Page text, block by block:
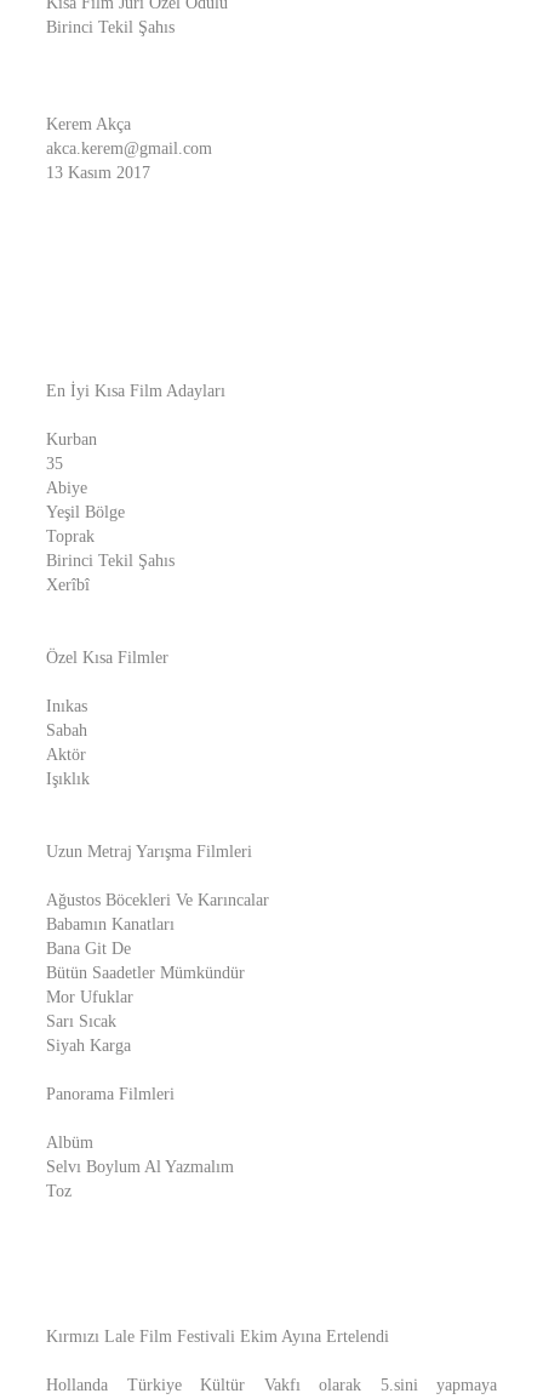
Birinci Tekil Şahıs
Kerem Akça
akca.kerem@gmail.com
13 Kasım 2017
En İyi Kısa Film Adayları
Kurban
35
Abiye
Yeşil Bölge
Toprak
Birinci Tekil Şahıs
Xerîbî
Özel Kısa Filmler
Inıkas
Sabah
Aktör
Işıklık
Uzun Metraj Yarışma Filmleri
Ağustos Böcekleri Ve Karıncalar
Babamın Kanatları
Bana Git De
Bütün Saadetler Mümkündür
Mor Ufuklar
Sarı Sıcak
Siyah Karga
Panorama Filmleri
Albüm
Selvı Boylum Al Yazmalım
Toz
Kırmızı Lale Film Festivali Ekim Ayına Ertelendi
Hollanda Türkiye Kültür Vakfı olarak 5.sini yapmaya